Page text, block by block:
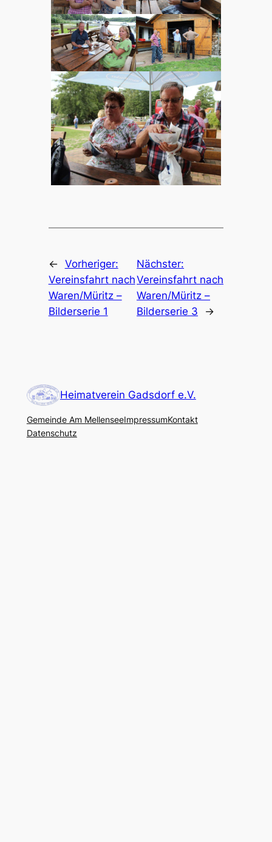
← Vorheriger:
Vereinsfahrt nach
Waren/Müritz –
Bilderserie 1
Nächster:
Vereinsfahrt nach
Waren/Müritz –
Bilderserie 3
→
Heimatverein Gadsdorf e.V.
Gemeinde Am MellenseeImpressumKontakt
Datenschutz